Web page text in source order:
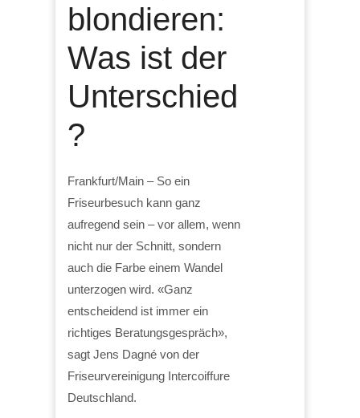
blondieren:
Was ist der
Unterschied
?
Frankfurt/Main – So ein
Friseurbesuch kann ganz
aufregend sein – vor allem, wenn
nicht nur der Schnitt, sondern
auch die Farbe einem Wandel
unterzogen wird. «Ganz
entscheidend ist immer ein
richtiges Beratungsgespräch»,
sagt Jens Dagné von der
Friseurvereinigung Intercoiffure
Deutschland.